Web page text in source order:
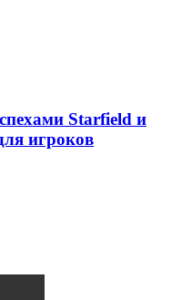
Starfield и
игроков